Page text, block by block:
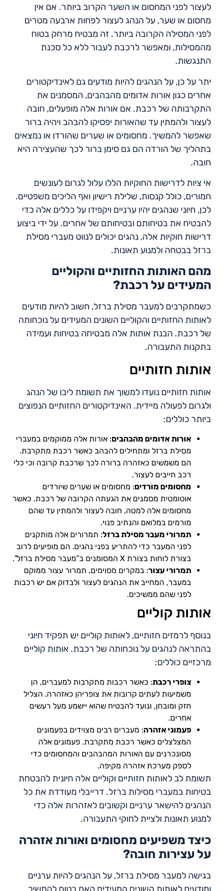
לעצור לפני המחסום או השער הקרוב ביותר. אם אין
מחסום או שער, על הנהג לעצור לפחות ארבעה מטרים
לפני המסילה הקרובה ביותר. זה מבטיח מרחק בטוח
מהמסילות, ומאפשר לרכבת לעבור ללא כל סכנת
התנגשות.
יתר על כן, על הנהגים להיות מודעים גם לאינדיקטורים
אחרים כגון אורות אדומים מהבהבים, המסמנים את
התקרבותה של רכבת. אם אורות אלה מופעלים, חובה
לעצור ולהמתין עד שהאורות יפסיקו להבהב ויהיה ברור
שאפשר להמשיך. מחסומים או שערים שהורדו או נמצאים
בתהליך של הורדה הם גם סימן ברור לכך שהעצירה היא
חובה.
אי ציות לדרישות החוקיות הללו עלול לגרום לעונשים
חמורים, כולל קנסות, שלילת רישיון ואף הליכים משפטיים.
לכן, חיוני שנהגים יהיו ערניים ויקפידו על כללים אלה כדי
להבטיח את בטיחותם ובטיחותם של אחרים. על ידי ביצוע
דרישות חוקיות אלה, נהגים יכולים לנווט מעברי מסילת
ברזל בבטחה ולמנוע תאונות.
מהם האותות החזותיים והקוליים
המעידים על רכבת?
כשמתקרבים למעבר מסילת ברזל, חשוב להיות מודעים
לאותות החזותיים והקוליים השונים המעידים על נוכחותה
של רכבת. הבנת אותות אלה מבטיחה בטיחות ועמידה
בתקנות התעבורה.
אותות חזותיים
אותות חזותיים נועדו למשוך את תשומת ליבו של הנהג
ולגרום לפעולה מיידית. האינדיקטורים החזותיים הנפוצים
ביותר כוללים:
אורות אדומים מהבהבים: אורות אלה ממוקמים במעברי
מסילת ברזל ומתחילים להבהב כאשר רכבת מתקרבת.
הם משמשים כאזהרה ברורה לכך שרכבת קרובה וכי כלי
רכב חייבים לעצור.
מחסומים מורדים: מחסומים או שערים שיורדים
אוטומטית מסמנים את הגעתה הקרובה של רכבת. כאשר
מחסומים אלה למטה, חובה לעצור ולהמתין עד שהם
מורמים במלואם והנתיב פנוי.
תמרורי מעבר מסילת ברזל: תמרורים אלה מותקנים
לפני המעבר כדי להתריע בפני נהגים. הם מופיעים לרוב
בצורת לוחות בצורת X המסומנים ב”מעבר מסילת ברזל”.
תמרורי עצור: במקרים מסוימים, תמרור עצור ממוקם
במעבר, המחייב את הנהגים לעצור ולבדוק אם יש רכבות
לפני שהם ממשיכים.
אותות קוליים
בנוסף לרמזים חזותיים, לאותות קוליים יש תפקיד חיוני
בהתראה לנהגים על נוכחותה של רכבת. אותות קוליים
מרכזיים כוללים:
צופרי רכבת: כאשר רכבות מתקרבות למעברים, הן
משמיעות לעתים קרובות את צופריהן כאזהרה. הצליל
חזק ומובחן, ונועד להבטיח שהוא יישמע מעל רעשים
אחרים.
פעמוני אזהרה: מעברים רבים מצוידים בפעמונים
המצלצלים כאשר רכבת מתקרבת. פעמונים אלה
מסונכרנים עם האורות המהבהבים והמחסומים כדי
לספק מערכת אזהרה מקיפה.
תשומת לב לאותות חזותיים וקוליים אלה חיונית להבטחת
בטיחות במעברי מסילות ברזל. דרייבלי מעודדת את כל
הנהגים להישאר ערניים וקשובים לאזהרות אלה כדי
למנוע תאונות ולציית לחוקי התעבורה.
כיצד משפיעים מחסומים ואורות אזהרה
על עצירות חובה?
בגישה למעבר מסילת ברזל, על הנהגים להיות ערניים